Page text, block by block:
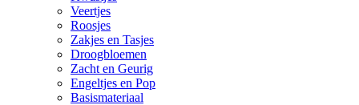
Veertjes
Roosjes
Zakjes en Tasjes
Droogbloemen
Zacht en Geurig
Engeltjes en Pop
Basismateriaal